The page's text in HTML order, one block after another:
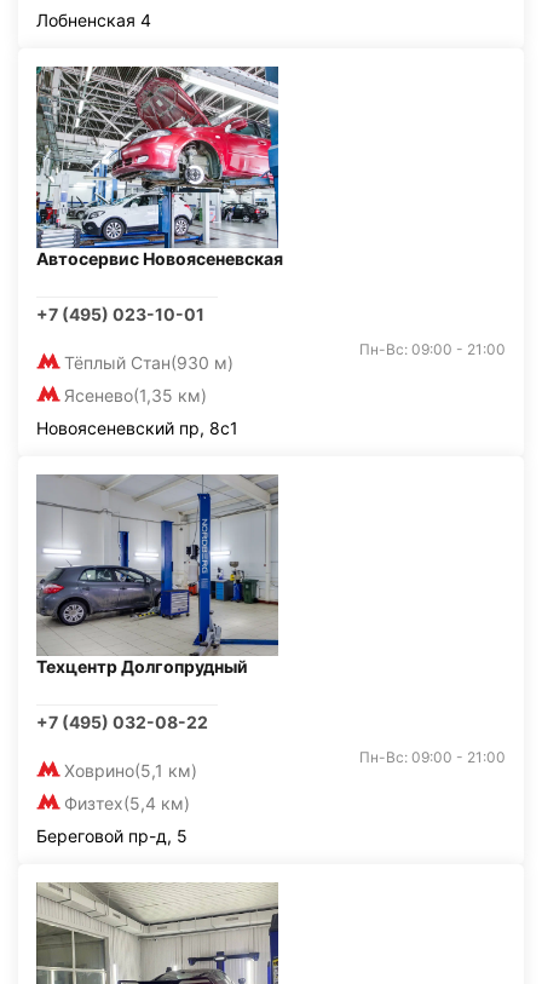
Лобненская 4
Автосервис Новоясеневская
+7 (495) 023-10-01
Тёплый Стан(930 м)
Ясенево(1,35 км)
Пн-Вс: 09:00 - 21:00
Новоясеневский пр, 8с1
Техцентр Долгопрудный
+7 (495) 032-08-22
Ховрино(5,1 км)
Физтех(5,4 км)
Пн-Вс: 09:00 - 21:00
Береговой пр-д, 5